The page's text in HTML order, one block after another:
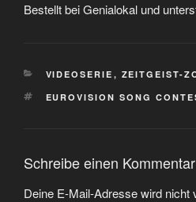
Bestellt bei Genialokal und
KATEGORIEN
VIDEOSERIE , ZEITGEIST-
SCHLAGWÖRTER
EUROVISION SONG
Schreibe einen Kommentar
Deine E-Mail-Adresse wird nicht